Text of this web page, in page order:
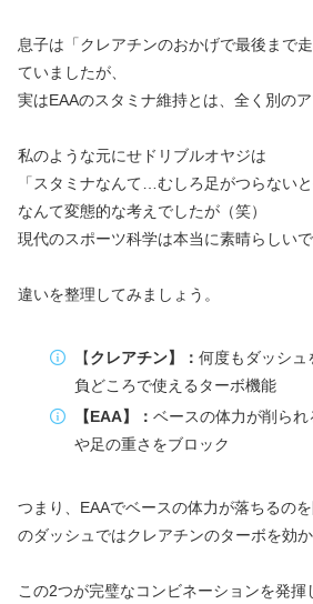
息子は「クレアチンのおかげで最後まで
ていましたが、
実はEAAのスタミナ維持とは、全く別のア
私のような元にせドリブルオヤジは
「スタミナなんて…むしろ足がつらない
なんて変態的な考えでしたが（笑）
現代のスポーツ科学は本当に素晴らしいで
違いを整理してみましょう。
【クレアチン】：何度もダッシュ
負どころで使えるターボ機能
【EAA】：ベースの体力が削ら
や足の重さをブロック
つまり、EAAでベースの体力が落ちるの
のダッシュではクレアチンのターボを効か
この2つが完璧なコンビネーションを発